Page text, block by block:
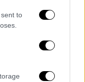
to
αντιπαράθεση
στοχοποίηση